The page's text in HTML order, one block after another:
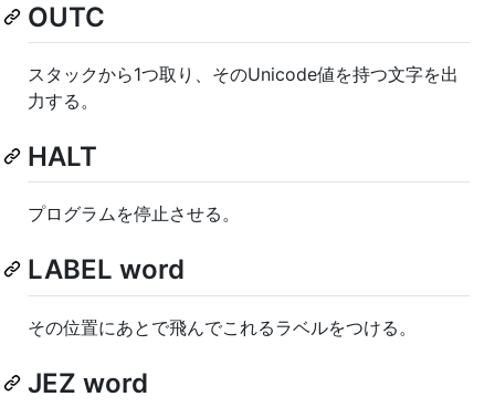
OUTC
スタックから1つ取り、そのUnicode値を持つ文字を出
力する。
HALT
プログラムを停止させる。
LABEL word
その位置にあとで飛んでこれるラベルをつける。
JEZ word